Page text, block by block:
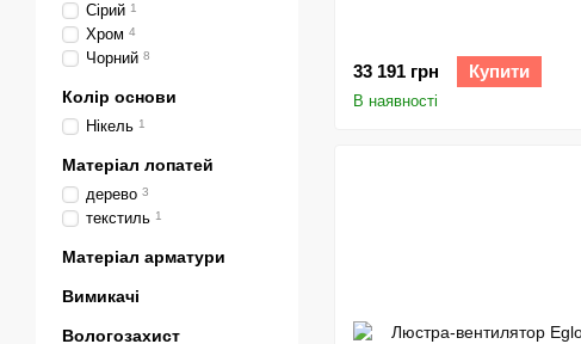
33 191 грн Купити
В наявності
Сірий 1
Хром 4
Чорний 8
Колір основи
Нікель 1
Матеріал лопатей
дерево 3
текстиль 1
Матеріал арматури
Вимикачі
Вологозахист